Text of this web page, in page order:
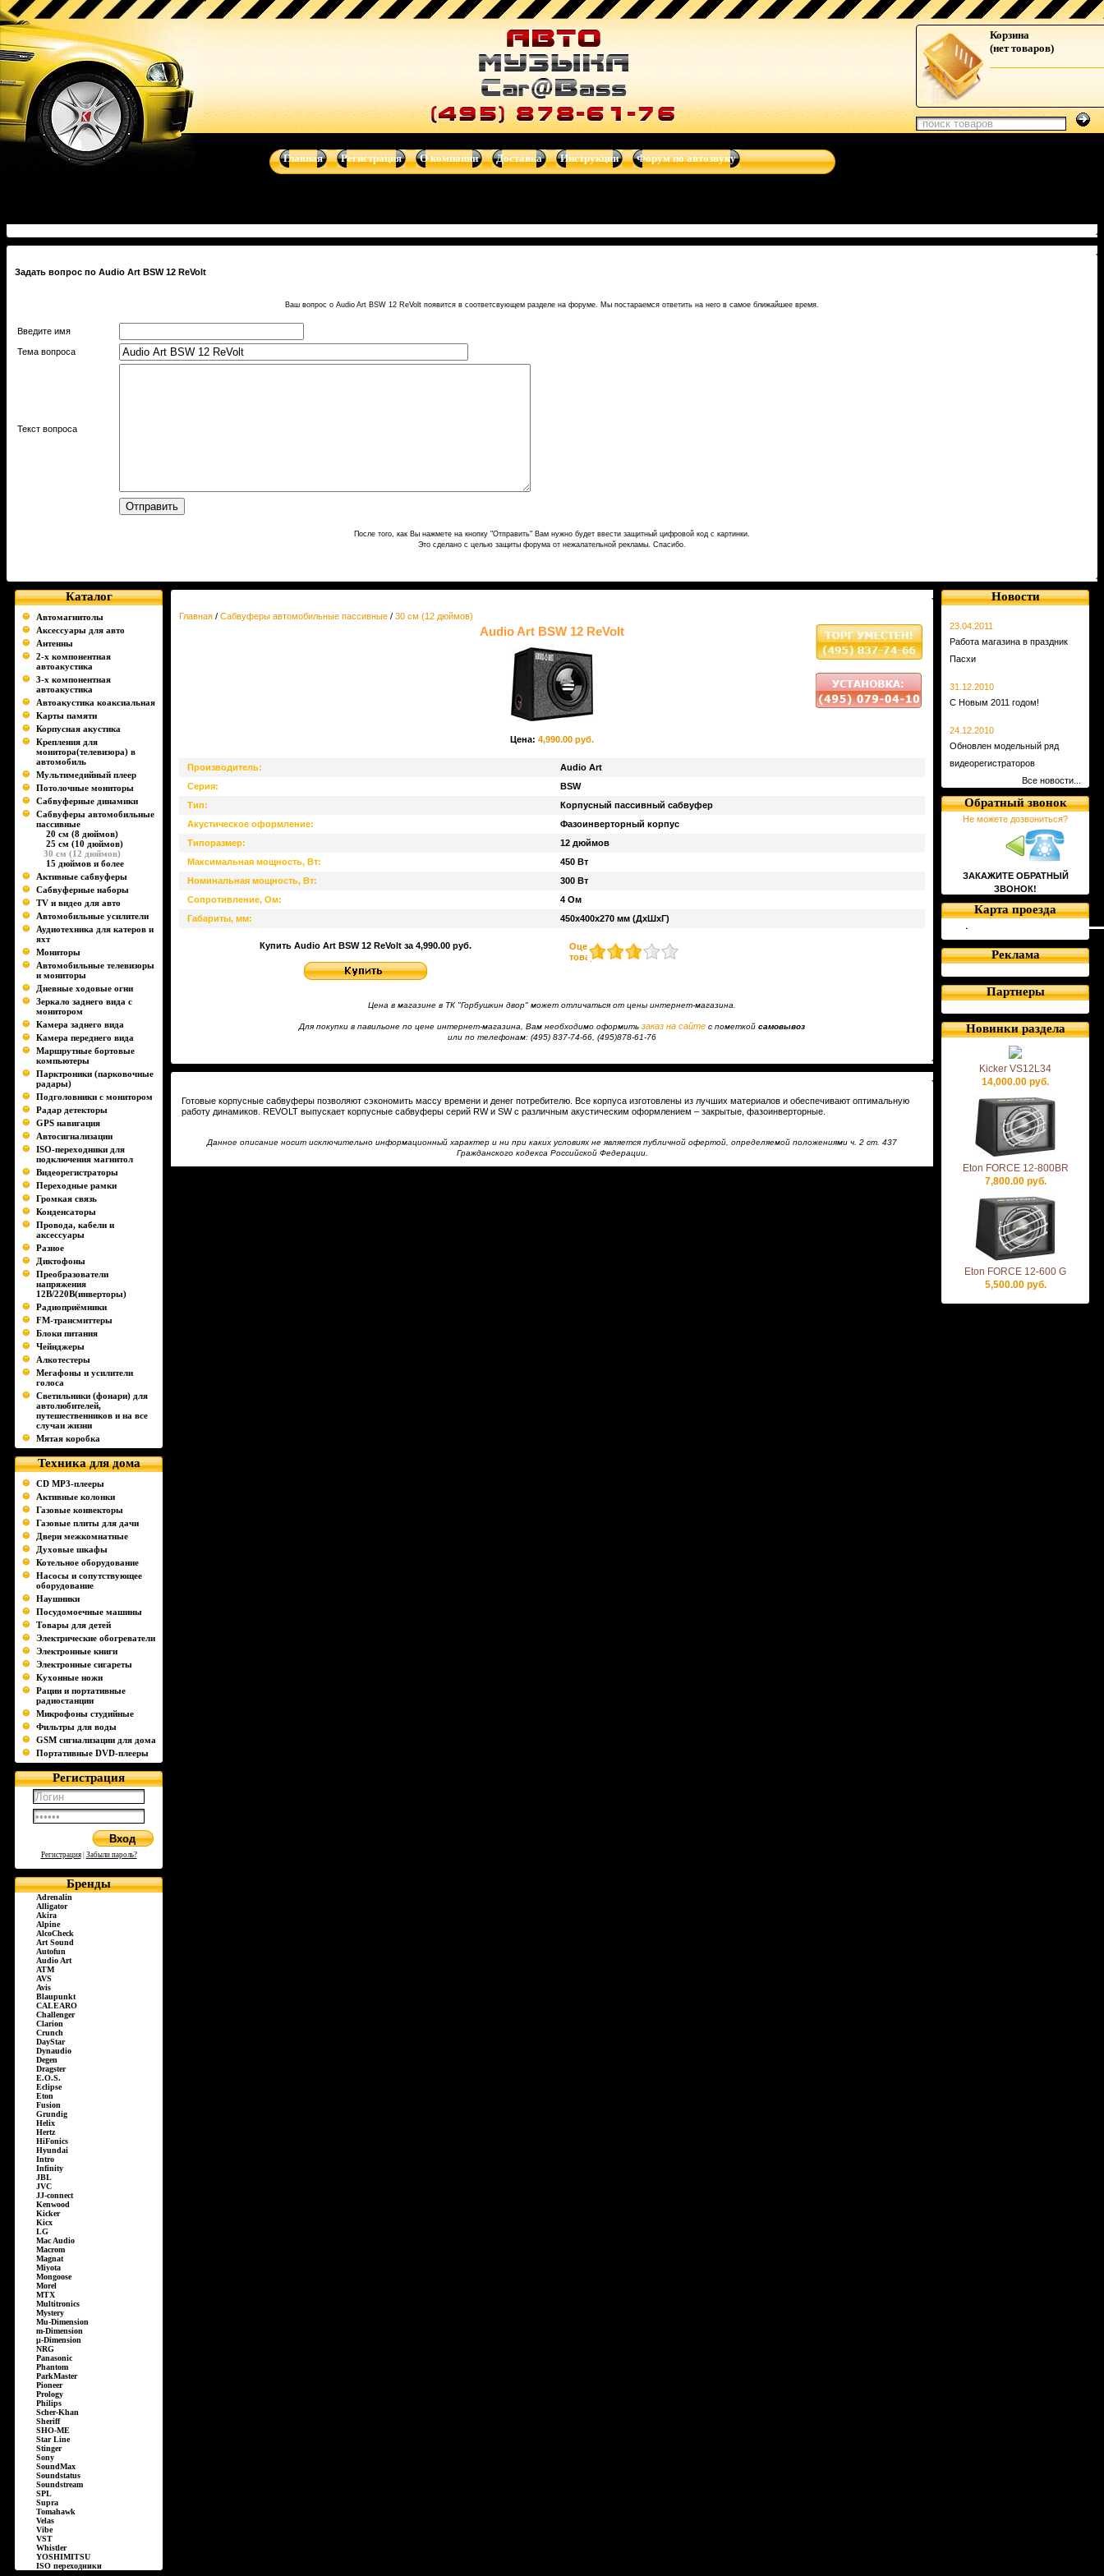
Купить Audio Art BSW 12 ReVolt - 30 см (12 дюймов) - автоакустика, автомагнитолы, сабвуферы, автотелевизоры, усилители, dvd-магнитолы, навигационные системы от Clarion, Mystery,
Kicker, Prology, Audio Art, Art Sound
Корзина
(нет товаров)
Главная Регистрация О компании Доставка Инструкции Форум по автозвуку
Задать вопрос по Audio Art BSW 12 ReVolt
Ваш вопрос о Audio Art BSW 12 ReVolt появится в соответсвующем разделе на форуме. Мы постараемся ответить на него в самое ближайшее время.
Введите имя
Тема вопроса
Текст вопроса
После того, как Вы нажмете на кнопку "Отправить" Вам нужно будет ввести защитный цифровой код с картинки.
Это сделано с целью защиты форума от нежалательной рекламы. Спасибо.
Каталог
Автомагнитолы
Аксессуары для авто
Антенны
2-х компонентная
автоакустика
3-х компонентная
автоакустика
Автоакустика коаксиальная
Карты памяти
Корпусная акустика
Крепления для
монитора(телевизора) в
автомобиль
Мультимедийный плеер
Потолочные мониторы
Сабвуферные динамики
Сабвуферы автомобильные
пассивные
20 см (8 дюймов)
25 см (10 дюймов)
30 см (12 дюймов)
15 дюймов и более
Активные сабвуферы
Сабвуферные наборы
TV и видео для авто
Автомобильные усилители
Аудиотехника для катеров и
яхт
Мониторы
Автомобильные телевизоры
и мониторы
Дневные ходовые огни
Зеркало заднего вида с
монитором
Камера заднего вида
Камера переднего вида
Маршрутные бортовые
компьютеры
Парктроники (парковочные
радары)
Подголовники с монитором
Радар детекторы
GPS навигация
Автосигнализации
ISO-переходники для
подключения магнитол
Видеорегистраторы
Переходные рамки
Громкая связь
Конденсаторы
Провода, кабели и
аксессуары
Разное
Диктофоны
Преобразователи
напряжения
12В/220В(инверторы)
Радиоприёмники
FM-трансмиттеры
Блоки питания
Чейнджеры
Алкотестеры
Мегафоны и усилители
голоса
Светильники (фонари) для
автолюбителей,
путешественников и на все
случаи жизни
Мятая коробка
Техника для дома
CD MP3-плееры
Активные колонки
Газовые конвекторы
Газовые плиты для дачи
Двери межкомнатные
Духовые шкафы
Котельное оборудование
Насосы и сопутствующее
оборудование
Наушники
Посудомоечные машины
Товары для детей
Электрические обогреватели
Электронные книги
Электронные сигареты
Кухонные ножи
Рации и портативные
радиостанции
Микрофоны студийные
Фильтры для воды
GSM сигнализации для дома
Портативные DVD-плееры
Регистрация
Регистрация| Забыли пароль?
Бренды
Adrenalin
Alligator
Akira
Alpine
AlcoCheck
Art Sound
Autofun
Audio Art
ATM
AVS
Avis
Blaupunkt
CALEARO
Challenger
Clarion
Crunch
DayStar
Dynaudio
Degen
Dragster
E.O.S.
Eclipse
Eton
Fusion
Grundig
Helix
Hertz
HiFonics
Hyundai
Intro
Infinity
JBL
JVC
JJ-connect
Kenwood
Kicker
Kicx
LG
Mac Audio
Macrom
Magnat
Miyota
Mongoose
Morel
MTX
Multitronics
Mystery
Mu-Dimension
m-Dimension
µ-Dimension
NRG
Panasonic
Phantom
ParkMaster
Pioneer
Prology
Philips
Scher-Khan
Sheriff
SHO-ME
Star Line
Stinger
Sony
SoundMax
Soundstatus
Soundstream
SPL
Supra
Tomahawk
Velas
Vibe
VST
Whistler
YOSHIMITSU
ISO переходники
Главная / Сабвуферы автомобильные пассивные / 30 см (12 дюймов)
Audio Art BSW 12 ReVolt
Цена: 4,990.00 руб.
Производитель:
Audio Art
Серия:
BSW
Тип:
Корпусный пассивный сабвуфер
Акустическое оформление:
Фазоинверторный корпус
Типоразмер:
12 дюймов
Максимальная мощность, Вт:
450 Вт
Номинальная мощность, Вт:
300 Вт
Сопротивление, Ом:
4 Ом
Габариты, мм:
450х400х270 мм (ДхШхГ)
Купить Audio Art BSW 12 ReVolt за 4,990.00 руб.
Оценить
товар
Цена в магазине в ТК "Горбушкин двор" может отличаться от цены интернет-магазина.
Для покупки в павильоне по цене интернет-магазина, Вам необходимо оформить заказ на сайте с пометкой самовывоз
или по телефонам: (495) 837-74-66, (495)878-61-76
Готовые корпусные сабвуферы позволяют сэкономить массу времени и денег потребителю. Все корпуса изготовлены из лучших материалов и обеспечивают оптимальную
работу динамиков. REVOLT выпускает корпусные сабвуферы серий RW и SW с различным акустическим оформлением – закрытые, фазоинверторные.
Данное описание носит исключительно информационный характер и ни при каких условиях не является публичной офертой, определяемой положениями ч. 2 ст. 437
Гражданского кодекса Российской Федерации.
Новости
23.04.2011
Работа магазина в праздник
Пасхи
31.12.2010
С Новым 2011 годом!
24.12.2010
Обновлен модельный ряд
видеорегистраторов
Все новости...
Обратный звонок
Не можете дозвониться?
ЗАКАЖИТЕ ОБРАТНЫЙ
ЗВОНОК!
Карта проезда
Реклама
Партнеры
Новинки раздела
Kicker VS12L34
14,000.00 руб.
Eton FORCE 12-800BR
7,800.00 руб.
Eton FORCE 12-600 G
5,500.00 руб.